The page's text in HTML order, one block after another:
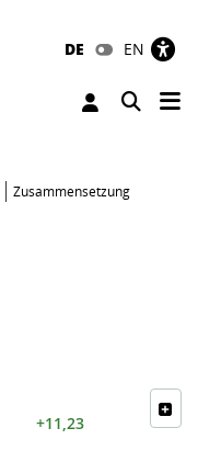
DE EN
Toggle
Zusammensetzung
+11,23